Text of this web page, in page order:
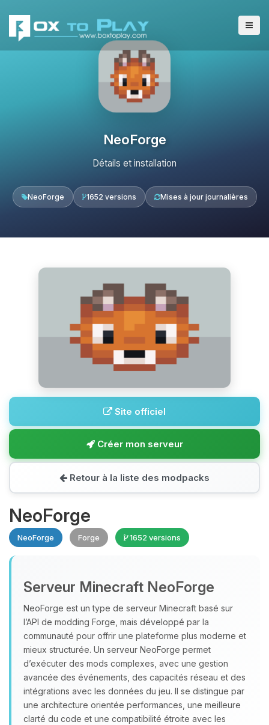
NeoForge
Détails et installation
NeoForge 1652 versions Mises à jour journalières
Site officiel
Créer mon serveur
Retour à la liste des modpacks
NeoForge
NeoForge Forge 1652 versions
Serveur Minecraft NeoForge
NeoForge est un type de serveur Minecraft basé sur
l’API de modding Forge, mais développé par la
communauté pour offrir une plateforme plus moderne et
mieux structurée. Un serveur NeoForge permet
d’exécuter des mods complexes, avec une gestion
avancée des événements, des capacités réseau et des
intégrations avec les données du jeu. Il se distingue par
une architecture orientée performances, une meilleure
clarté du code et une compatibilité étroite avec les
Youpi, enfin quelqu’un pour me
parler ! Moi c’est Choupy, ton petit
assistant BoxToPlay. Dis-moi ce dont
tu as besoin et je vais remuer mes
petits circuits pour t’aider.
09/08/2026 à 13:12